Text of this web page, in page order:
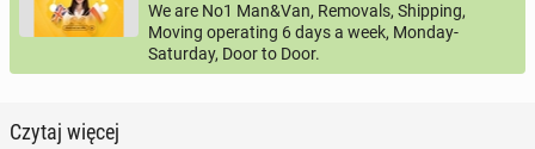
We are No1 Man&Van, Removals, Shipping,
Moving operating 6 days a week, Monday-
Saturday, Door to Door.
Czytaj więcej